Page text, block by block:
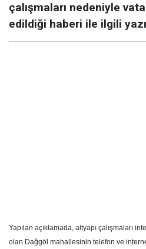
çalışmaları nedeniyle
edildiği haberi ile ilgili
Yapılan açıklamada, altyapı çalışmaları
olan Dağgöl mahallesinin telefon ve